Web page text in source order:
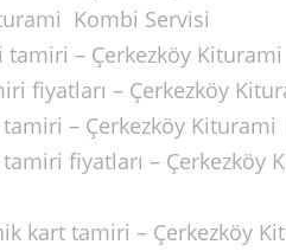
Kombi Servisi
tamiri – Çerkezköy
fiyatları – Çerkezköy
– Çerkezköy
fiyatları – Çerkezköy
kart tamiri – Çerkezköy